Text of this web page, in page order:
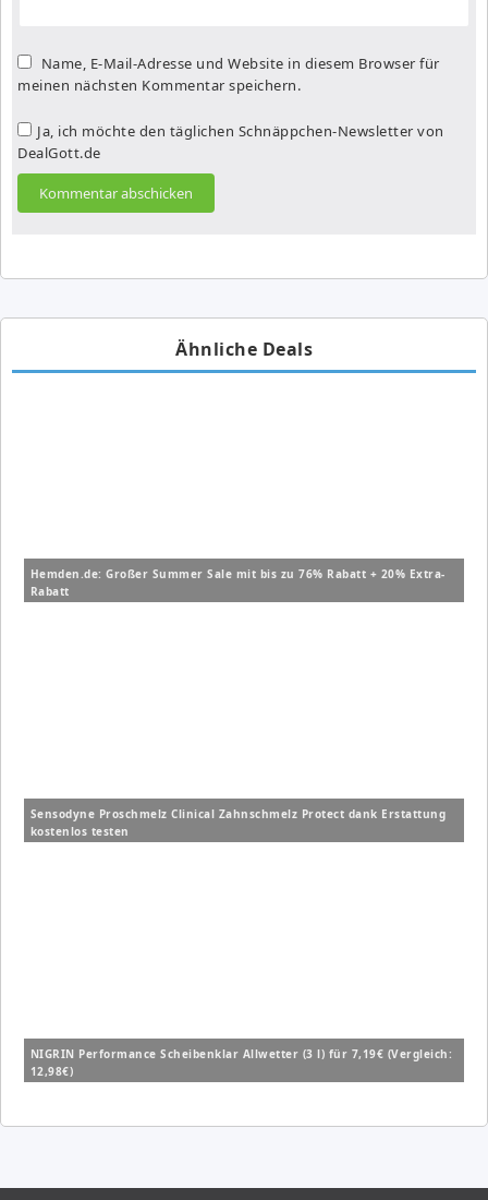
Name, E-Mail-Adresse und Website in diesem Browser für
meinen nächsten Kommentar speichern.
Ja, ich möchte den täglichen Schnäppchen-Newsletter von
DealGott.de
Ähnliche Deals
Hemden.de: Großer Summer Sale mit bis zu 76% Rabatt + 20% Extra-
Rabatt
Sensodyne Proschmelz Clinical Zahnschmelz Protect dank Erstattung
kostenlos testen
NIGRIN Performance Scheibenklar Allwetter (3 l) für 7,19€ (Vergleich:
12,98€)